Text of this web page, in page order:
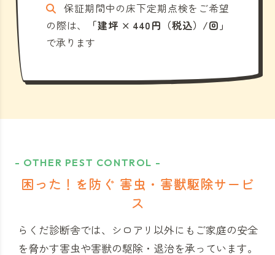
保証期間中の床下定期点検をご希望
の際は、
「建坪 × 440円（税込）/回」
で承ります
- OTHER PEST CONTROL -
困った！を防ぐ 害虫・害獣駆除サービ
ス
らくだ診断舎では、シロアリ以外にもご家庭の安全
を脅かす害虫や害獣の駆除・退治を承っています。